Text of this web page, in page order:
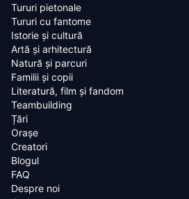
Tururi pietonale
Tururi cu fantome
Istorie și cultură
Artă și arhitectură
Natură și parcuri
Familii și copii
Literatură, film și fandom
Teambuilding
Țări
Oraşe
Creatori
Blogul
FAQ
Despre noi